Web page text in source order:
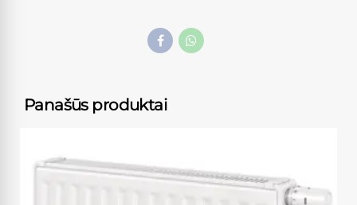
Panašūs produktai